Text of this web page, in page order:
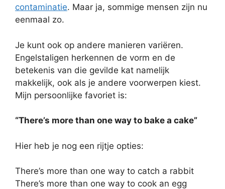
contaminatie. Maar ja, sommige mensen zijn nu
eenmaal zo.
Je kunt ook op andere manieren variëren.
Engelstaligen herkennen de vorm en de
betekenis van die gevilde kat namelijk
makkelijk, ook als je andere voorwerpen kiest.
Mijn persoonlijke favoriet is:
“There’s more than one way to bake a cake”
Hier heb je nog een rijtje opties:
There’s more than one way to catch a rabbit
There’s more than one way to cook an egg